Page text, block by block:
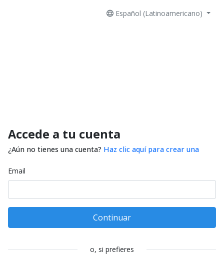
Español (Latinoamericano)
Accede a tu cuenta
¿Aún no tienes una cuenta? Haz clic aquí para crear una
Email
Continuar
o, si prefieres